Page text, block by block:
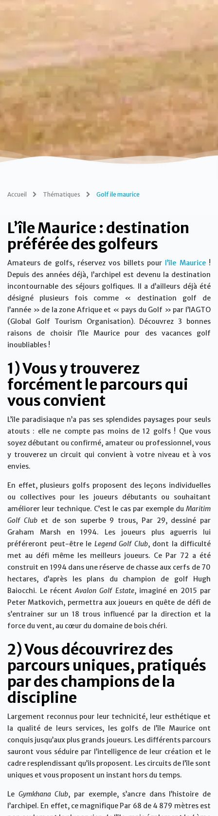
Accueil Thématiques Golf ile maurice
L’île Maurice : destination
préférée des golfeurs
Amateurs de golfs, réservez vos billets pour l’île Maurice!
Depuis des années déjà, l’archipel est devenu la destination
incontournable des séjours golfiques. Il a d’ailleurs déjà été
désigné plusieurs fois comme « destination golf de
l’année » de la zone Afrique et « pays du Golf » par l’IAGTO
(Global Golf Tourism Organisation). Découvrez 3 bonnes
raisons de choisir l’île Maurice pour des vacances golf
inoubliables !
1) Vous y trouverez
forcément le parcours qui
vous convient
L’île paradisiaque n’a pas ses splendides paysages pour seuls
atouts : elle ne compte pas moins de 12 golfs ! Que vous
soyez débutant ou confirmé, amateur ou professionnel, vous
y trouverez un circuit qui convient à votre niveau et à vos
envies.
En effet, plusieurs golfs proposent des leçons individuelles
ou collectives pour les joueurs débutants ou souhaitant
améliorer leur technique. C’est le cas par exemple du Maritim
Golf Clubet de son superbe 9 trous, Par 29, dessiné par
Graham Marsh en 1994. Les joueurs plus aguerris lui
préféreront peut-être le Legend Golf Club, dont la difficulté
met au défi même les meilleurs joueurs. Ce Par 72 a été
construit en 1994 dans une réserve de chasse aux cerfs de 70
hectares, d’après les plans du champion de golf Hugh
Baiocchi. Le récentAvalon Golf Estate, imaginé en 2015 par
Peter Matkovich, permettra aux joueurs en quête de défi de
s’entrainer sur un 18 trous influencé par la direction et la
force du vent, au cœur du domaine de bois chéri.
2) Vous découvrirez des
parcours uniques, pratiqués
par des champions de la
discipline
Largement reconnus pour leur technicité, leur esthétique et
la qualité de leurs services, les golfs de l’île Maurice ont
conquis jusqu’aux plus grands joueurs. Les différents parcours
sauront vous séduire par l’intelligence de leur création et le
cadre resplendissant qu’ils proposent. Les circuits de l’île sont
uniques et vous proposent un instant hors du temps.
Le Gymkhana Club, par exemple, s’ancre dans l’histoire de
l’archipel. En effet, ce magnifique Par 68 de 4 879 mètres est